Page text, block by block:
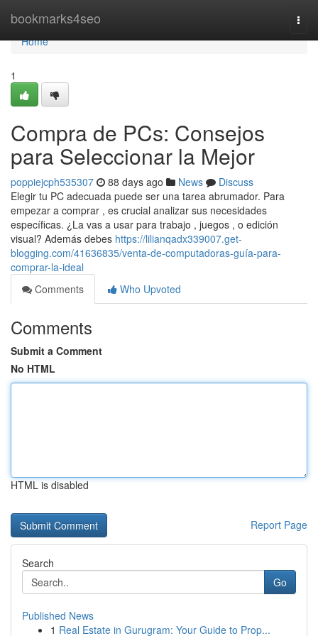
bookmarks4seo
Home
Home
1
Compra de PCs: Consejos
para Seleccionar la Mejor
poppiejcph535307 88 days ago News
Discuss
Elegir tu PC adecuada puede ser una tarea abrumador. Para
empezar a comprar , es crucial analizar sus necesidades
específicas. ¿La vas a usar para trabajo , juegos , o edición
visual? Además debes https://lilianqadx339007.get-
blogging.com/41636835/venta-de-computadoras-guía-para-
comprar-la-ideal
Comments
Who Upvoted
Comments
Submit a Comment
No HTML
HTML is disabled
Report Page
Search
Go
Published News
1 Real Estate in Gurugram: Your Guide to Prop...